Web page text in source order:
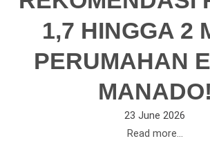
1,7 HINGGA 2
PERUMAHAN
MANADO!
23 June 2026
Read more...